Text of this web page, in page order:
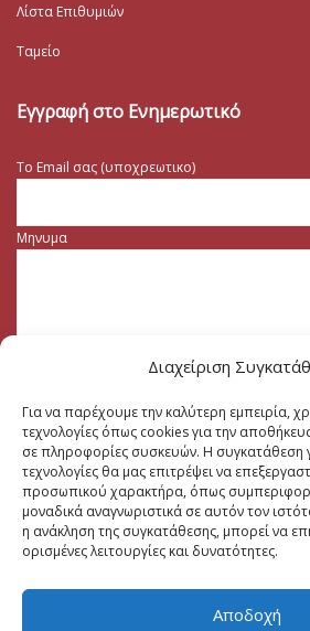
Διαχείριση
Για να παρέχουμε την καλύτερη εμπειρία,
τεχνολογίες όπως cookies για την
σε πληροφορίες συσκευών. Η συγκατάθεση
τεχνολογίες θα μας επιτρέψει να
προσωπικού χαρακτήρα, όπως
μοναδικά αναγνωριστικά σε αυτόν τον
η ανάκληση της συγκατάθεσης, μπορεί να
ορισμένες λειτουργίες και δυνατότητες.
Αποδοχή
Λίστα Επιθυμιών
Ταμείο
Εγγραφή στο Ενημερωτικό
Το Email σας (υποχρεωτικο)
Μηνυμα